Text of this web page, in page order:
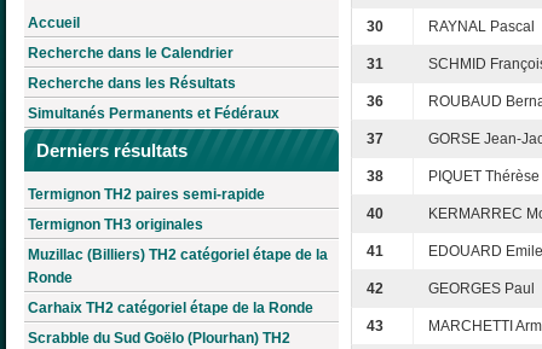
Accueil
Recherche dans le Calendrier
Recherche dans les Résultats
Simultanés Permanents et Fédéraux
Derniers résultats
Termignon TH2 paires semi-rapide
Termignon TH3 originales
Muzillac (Billiers) TH2 catégoriel étape de la
Ronde
Carhaix TH2 catégoriel étape de la Ronde
Scrabble du Sud Goëlo (Plourhan) TH2
30 RAYNAL Pascal
31 SCHMID
36 ROUBAUD
37 GORSE Jean-
38 PIQUET Thérèse
40 KERMARREC
41 EDOUARD Emile
42 GEORGES Paul
43 MARCHETTI